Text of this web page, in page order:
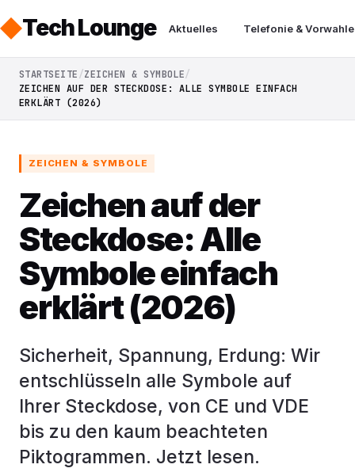
Tech Lounge Aktuelles Telefonie &
STARTSEITE
ZEICHEN & SYMBOLE
ZEICHEN AUF DER STECKDOSE: ALLE SYMBOLE EINFACH
ERKLÄRT (2026)
ZEICHEN & SYMBOLE
Zeichen auf der
Steckdose: Alle
Symbole einfach
erklärt (2026)
Sicherheit, Spannung, Erdung: Wir
entschlüsseln alle Symbole auf
Ihrer Steckdose, von CE und VDE
bis zu den kaum beachteten
Piktogrammen. Jetzt lesen.